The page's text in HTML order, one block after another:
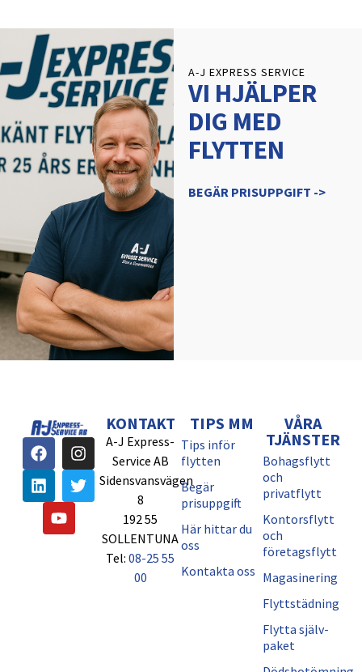
A-J EXPRESS SERVICE
VI HJÄLPER
DIG MED
FLYTTEN
BEGÄR PRISUPPGIFT ->
KONTAKT
A-J Express-
Service AB
Sidensvansvägen
8
192 55
SOLLENTUNA
Tel:08-25 55
00
TIPS MM
Tips inför
flytten
Begär
prisuppgift
Här hittar du
oss
Kontakta oss
VÅRA
TJÄNSTER
Bohagsflytt
och
privatflytt
Kontorsflytt
och
företagsflytt
Magasinering
Flyttstädning
Flytta själv-
paket